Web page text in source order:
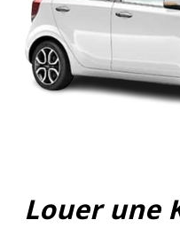
Louer une